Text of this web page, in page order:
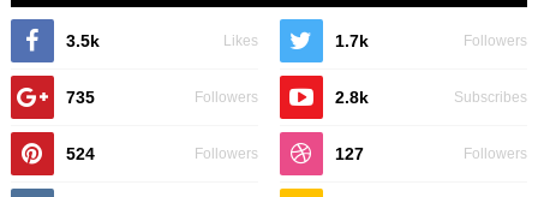
3.5k Likes 1.7k Followers
735 Followers 2.8k Subscribes
524 Followers 127 Followers